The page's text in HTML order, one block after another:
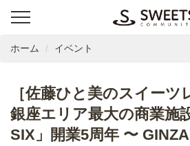
ホーム イベント
［佐藤ひと美のスイーツ
銀座エリア最大の商業施
SIX」開業5周年 〜